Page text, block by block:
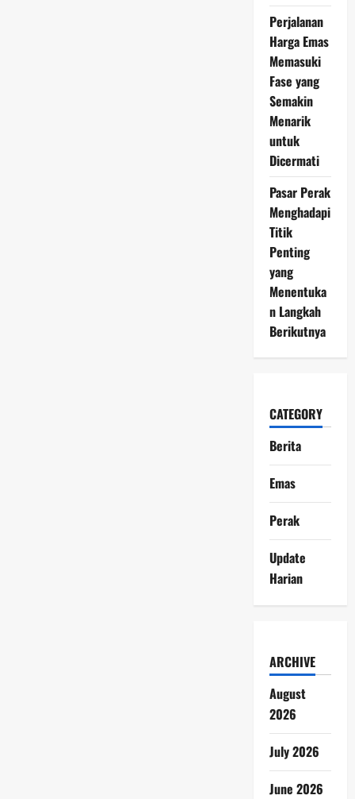
Perjalanan
Harga Emas
Memasuki
Fase yang
Semakin
Menarik
untuk
Dicermati
Pasar Perak
Menghadapi
Titik
Penting
yang
Menentuka
n Langkah
Berikutnya
CATEGORY
Berita
Emas
Perak
Update
Harian
ARCHIVE
August
2026
July 2026
June 2026